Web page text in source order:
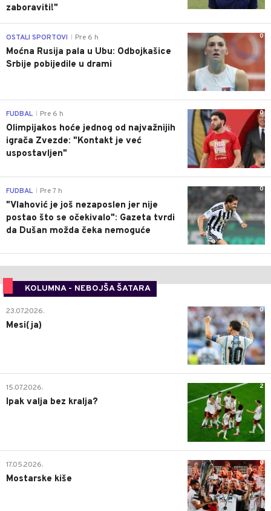
zaboraviti!"
0
OSTALI SPORTOVI Pre 6 h
Moćna Rusija pala u Ubu: Odbojkašice
Srbije pobijedile u drami
0
FUDBAL Pre 6 h
Olimpijakos hoće jednog od najvažnijih
igrača Zvezde: "Kontakt je već
uspostavljen"
0
FUDBAL Pre 7 h
"Vlahović je još nezaposlen jer nije
postao što se očekivalo": Gazeta tvrdi
da Dušan možda čeka nemoguće
KOLUMNA - NEBOJŠA ŠATARA
0
23.07.2026.
Mesi(ja)
2
15.07.2026.
Ipak valja bez kralja?
0
17.05.2026.
Mostarske kiše